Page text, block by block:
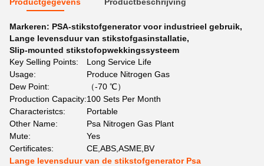
Markeren: PSA-stikstofgenerator voor industrieel gebruik,
Lange levensduur van stikstofgasinstallatie,
Slip-mounted stikstofopwekkingssysteem
Key Selling Points:
Long Service Life
Usage:
Produce Nitrogen Gas
Dew Point:
（-70 ℃）
Production Capacity:100 Sets Per Month
Characteristcs:
Portable
Other Name:
Psa Nitrogen Gas Plant
Mute:
Yes
Certificates:
CE,ABS,ASME,BV
Lange levensduur van de stikstofgenerator Psa